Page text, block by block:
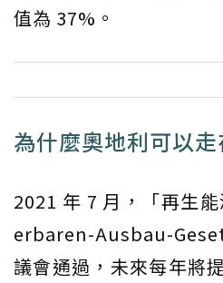
值為 37%。
為什麼奧地利可以
2021 年 7 月，「再生
erbaren-Ausbau-
議會通過，未來每年將